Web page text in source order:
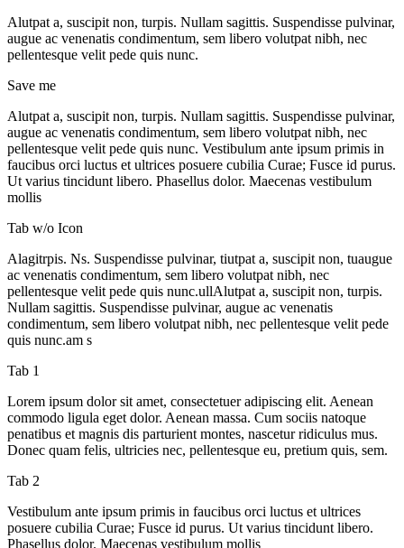
Alutpat a, suscipit non, turpis. Nullam sagittis. Suspendisse pulvinar,
augue ac venenatis condimentum, sem libero volutpat nibh, nec
pellentesque velit pede quis nunc.
Save me
Alutpat a, suscipit non, turpis. Nullam sagittis. Suspendisse pulvinar,
augue ac venenatis condimentum, sem libero volutpat nibh, nec
pellentesque velit pede quis nunc. Vestibulum ante ipsum primis in
faucibus orci luctus et ultrices posuere cubilia Curae; Fusce id purus.
Ut varius tincidunt libero. Phasellus dolor. Maecenas vestibulum
mollis
Tab w/o Icon
Alagitrpis. Ns. Suspendisse pulvinar, tiutpat a, suscipit non, tuaugue
ac venenatis condimentum, sem libero volutpat nibh, nec
pellentesque velit pede quis nunc.ullAlutpat a, suscipit non, turpis.
Nullam sagittis. Suspendisse pulvinar, augue ac venenatis
condimentum, sem libero volutpat nibh, nec pellentesque velit pede
quis nunc.am s
Tab 1
Lorem ipsum dolor sit amet, consectetuer adipiscing elit. Aenean
commodo ligula eget dolor. Aenean massa. Cum sociis natoque
penatibus et magnis dis parturient montes, nascetur ridiculus mus.
Donec quam felis, ultricies nec, pellentesque eu, pretium quis, sem.
Tab 2
Vestibulum ante ipsum primis in faucibus orci luctus et ultrices
posuere cubilia Curae; Fusce id purus. Ut varius tincidunt libero.
Phasellus dolor. Maecenas vestibulum mollis